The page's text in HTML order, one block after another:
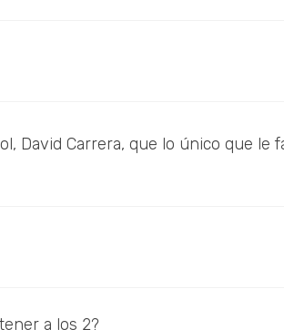
David Carrera, que lo único que le
a los 2?